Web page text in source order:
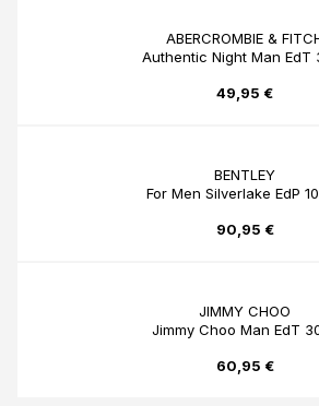
ABERCROMBIE &
Authentic Night Man EdT
49,95 €
BENTLEY
For Men Silverlake EdP
90,95 €
JIMMY CHOO
Jimmy Choo Man EdT
60,95 €